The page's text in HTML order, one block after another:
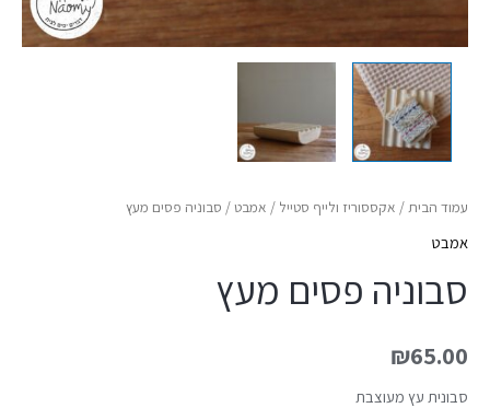
עמוד הבית/ אקססוריז ולייף סטייל / אמבט/ סבוניה פסים מעץ
אמבט
סבוניה פסים מעץ
₪65.00
סבונית עץ מעוצבת